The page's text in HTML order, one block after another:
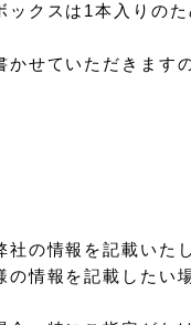
クスは1本入りの
せていただきます
の情報を記載いた
情報を記載したい